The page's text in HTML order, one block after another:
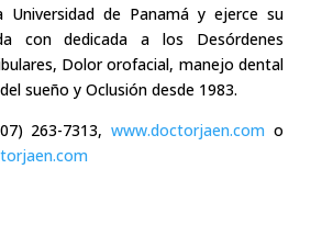
Universidad de Panamá y ejerce su
con dedicada a los Desórdenes
Dolor orofacial, manejo dental
sueño y Oclusión desde 1983.
263-7313,www.doctorjaen.com o